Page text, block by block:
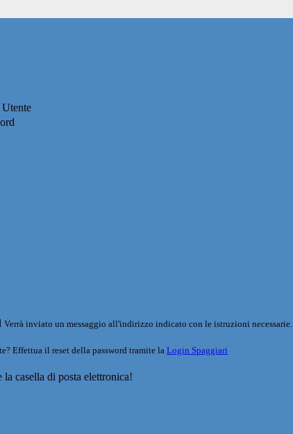
Verrà inviato un messaggio all'indirizzo indicato con le istruzioni necessarie.
Effettua il reset della password tramite la Login Spaggiari
casella di posta elettronica!